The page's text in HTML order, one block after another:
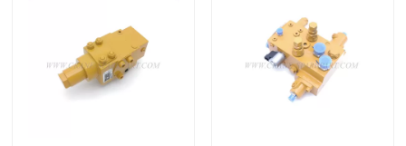
Wisata pabrik